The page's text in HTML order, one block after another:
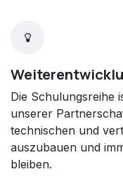
Die Schulungsreihe
unserer
technischen und
auszubauen und
bleiben.